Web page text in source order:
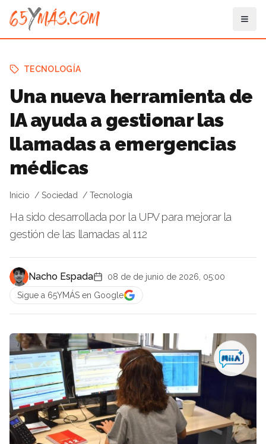
TECNOLOGÍA
Una nueva herramienta de
IA ayuda a gestionar las
llamadas a emergencias
médicas
Inicio Sociedad Tecnología
Ha sido desarrollada por la UPV para mejorar la
gestión de las llamadas al 112
Nacho Espada
08 de de junio de 2026, 05:00
Sigue a 65YMÁS en Google